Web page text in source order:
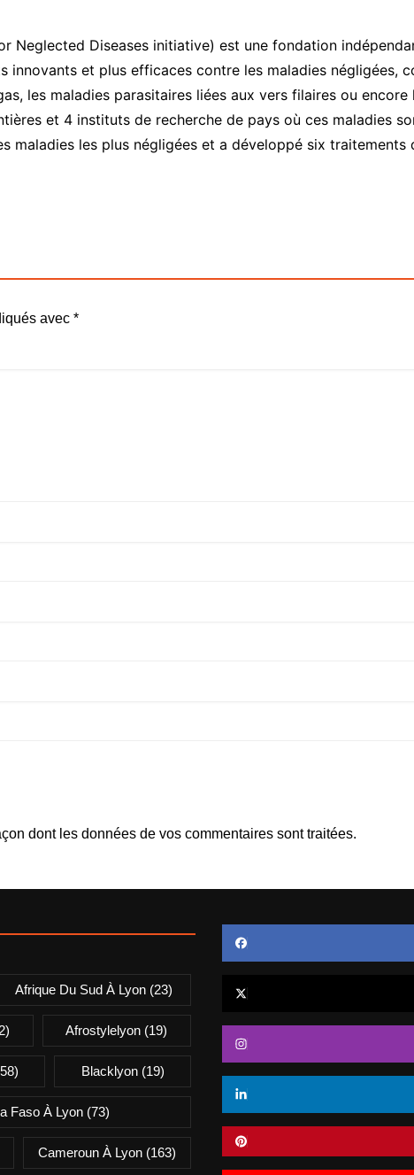
Neglected Diseases initiative) est une fondation
et plus efficaces contre les maladies négligées,
les maladies parasitaires liées aux vers filaires ou encore
et 4 instituts de recherche de pays où ces maladies
les plus négligées et a développé six traitements
avec *
dont les données de vos commentaires sont traitées.
Afrique Du Sud À Lyon(23)
Afrostylelyon (19)
Blacklyon(19)
Faso À Lyon (73)
Cameroun À Lyon (163)